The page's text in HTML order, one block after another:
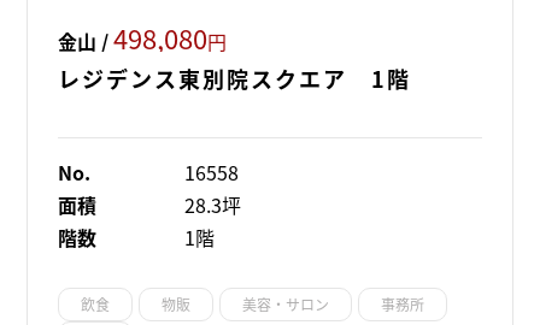
金山 /498,080円
レジデンス東別院スクエア 1階
No.
16558
面積
28.3坪
階数
1階
飲食 物販 美容・サロン
事務所